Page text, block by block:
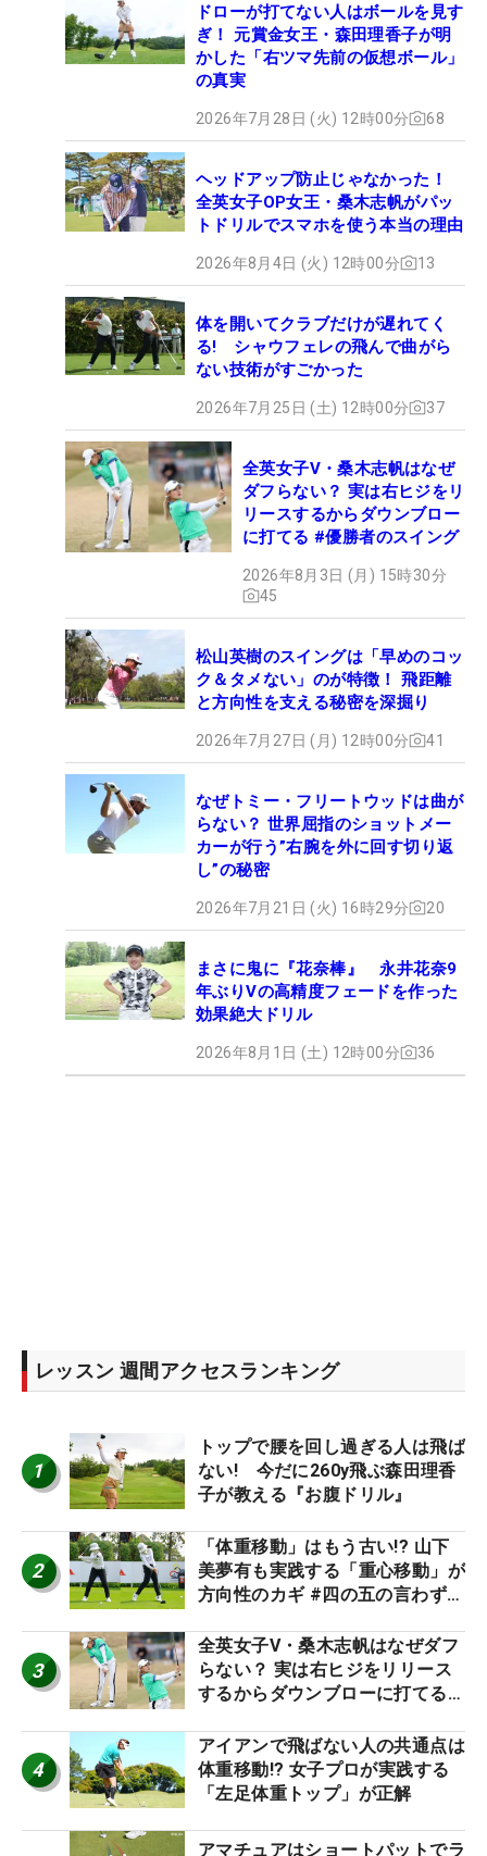
ドローが打てない人はボールを見す
ぎ！ 元賞金女王・森田理香子が明
かした「右ツマ先前の仮想ボール」
の真実
2026年7月28日 (火) 12時00分 68
ヘッドアップ防止じゃなかった！
全英女子OP女王・桑木志帆がパッ
トドリルでスマホを使う本当の理由
2026年8月4日 (火) 12時00分 13
体を開いてクラブだけが遅れてく
る! シャウフェレの飛んで曲がら
ない技術がすごかった
2026年7月25日 (土) 12時00分 37
全英女子V・桑木志帆はなぜ
ダフらない？ 実は右ヒジをリ
リースするからダウンブロー
に打てる #優勝者のスイング
2026年8月3日 (月) 15時30分
45
松山英樹のスイングは「早めのコッ
ク＆タメない」のが特徴！ 飛距離
と方向性を支える秘密を深掘り
2026年7月27日 (月) 12時00分 41
なぜトミー・フリートウッドは曲が
らない？ 世界屈指のショットメー
カーが行う”右腕を外に回す切り返
し”の秘密
2026年7月21日 (火) 16時29分 20
まさに鬼に『花奈棒』 永井花奈9
年ぶりVの高精度フェードを作った
効果絶大ドリル
2026年8月1日 (土) 12時00分 36
レッスン 週間アクセスランキング
1
トップで腰を回し過ぎる人は飛ば
ない! 今だに260y飛ぶ森田理香
子が教える『お腹ドリル』
2
「体重移動」はもう古い!? 山下
美夢有も実践する「重心移動」が
方向性のカギ #四の五の言わず振
3
全英女子V・桑木志帆はなぜダフ
らない？ 実は右ヒジをリリース
するからダウンブローに打てる #
4
アイアンで飛ばない人の共通点は
体重移動!? 女子プロが実践する
「左足体重トップ」が正解
アマチュアはショートパットでラ